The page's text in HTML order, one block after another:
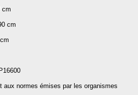
cm
cm
aux normes émises par les organismes